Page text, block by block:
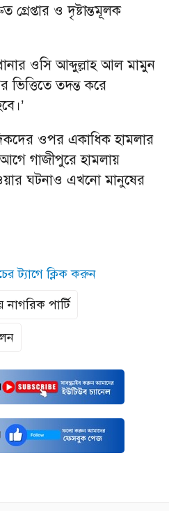
গ্রেপ্তার ও দৃষ্টান্তমূলক
ওসি আব্দুল্লাহ আল মামুন
ভিত্তিতে তদন্ত করে
ওপর একাধিক হামলার
গাজীপুরে হামলায়
ঘটনাও এখনো মানুষের
ট্যাগে ক্লিক করুন
নাগরিক পার্টি